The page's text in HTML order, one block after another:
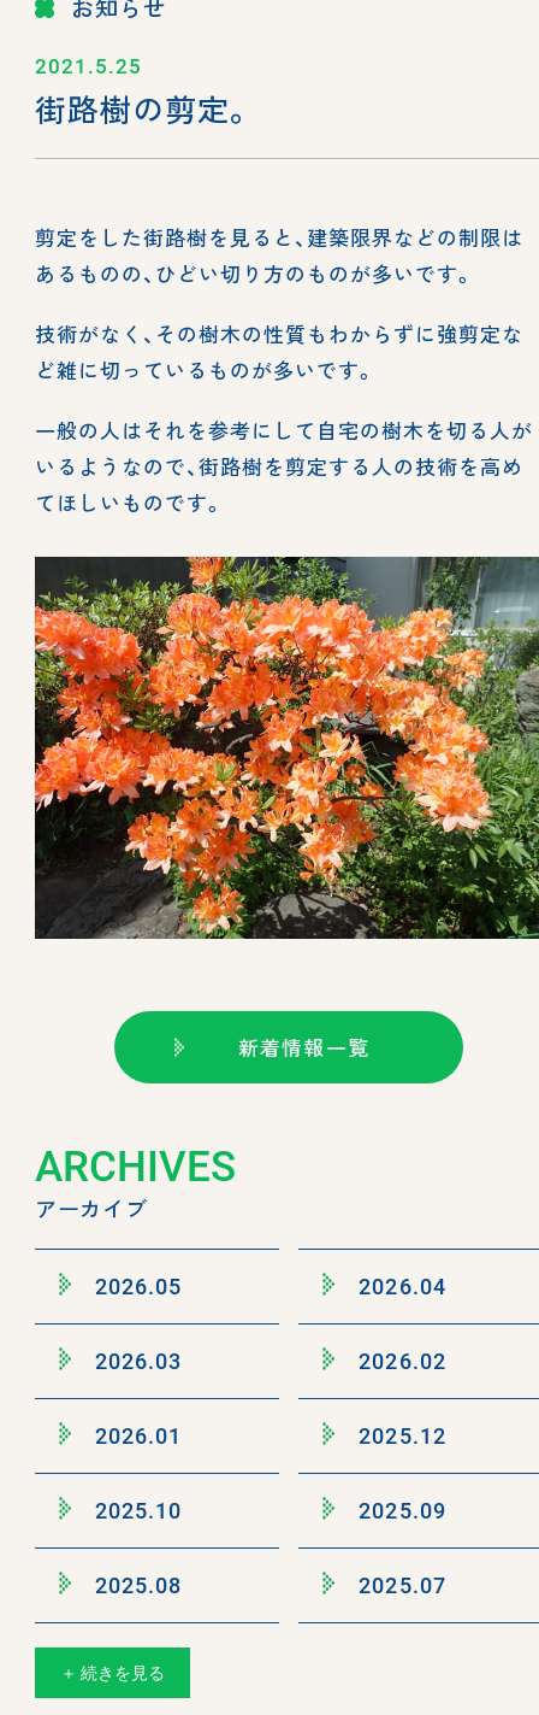
お知らせ
2021.5.25
街路樹の剪定。
剪定をした街路樹を見ると、建築限界などの制限は
あるものの、ひどい切り方のものが多いです。
技術がなく、その樹木の性質もわからずに強剪定な
ど雑に切っているものが多いです。
一般の人はそれを参考にして自宅の樹木を切る人が
いるようなので、街路樹を剪定する人の技術を高め
てほしいものです。
新着情報一覧
ARCHIVES
アーカイブ
2026.05 2026.04
2026.03 2026.02
2026.01 2025.12
2025.10 2025.09
2025.08 2025.07
＋ 続きを見る